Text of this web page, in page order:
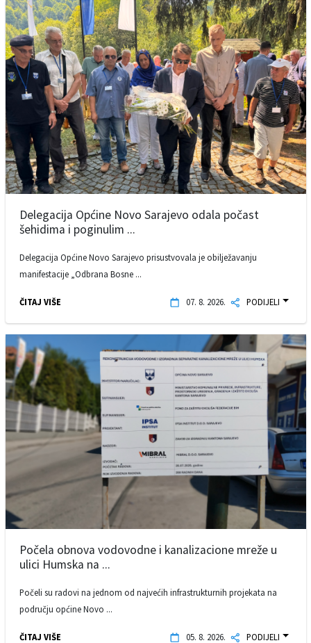
Delegacija Općine Novo Sarajevo odala počast
šehidima i poginulim ...
Delegacija Općine Novo Sarajevo prisustvovala je obilježavanju
manifestacije „Odbrana Bosne ...
ČITAJ VIŠE 07. 8. 2026. PODIJELI
Počela obnova vodovodne i kanalizacione mreže u
ulici Humska na ...
Počeli su radovi na jednom od najvećih infrastrukturnih projekata na
području općine Novo ...
ČITAJ VIŠE 05. 8. 2026. PODIJELI